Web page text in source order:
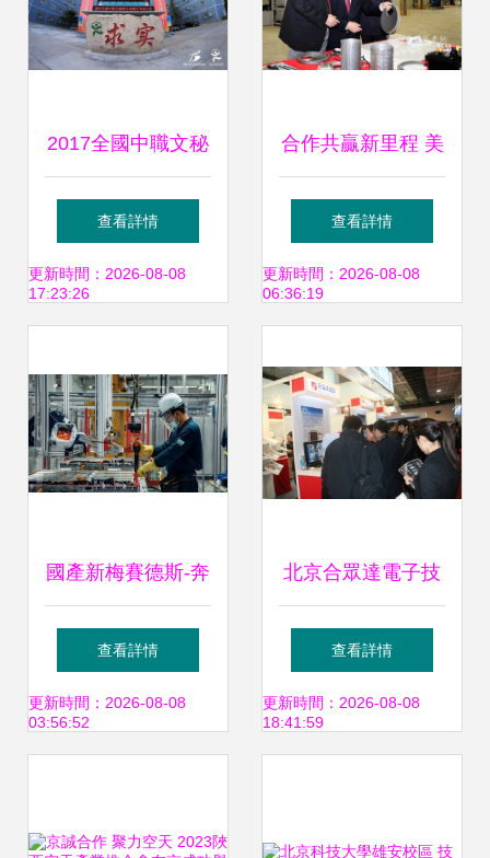
2017全國中職文秘
類專業教學交流大
會暨全國中職文秘
啟幕
查看詳情
更新時間：2026-08-08
17:23:26
合作共贏新里程 美
國商務部長駱家輝
考察康明斯北京工
查看詳情
更新時間：2026-08-08
06:36:19
國產新梅賽德斯-奔
馳電池北京工廠下
線，前沿技術亮相
技術及設備展
查看詳情
更新時間：2026-08-08
03:56:52
北京合眾達電子技
術有限責任公司 技
術驅動，創新引領
查看詳情
更新時間：2026-08-08
18:41:59